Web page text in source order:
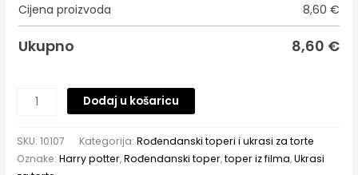
Cijena proizvoda
8,60 €
Ukupno 8,60 €
Dodaj u košaricu
SKU:10107 Kategorija:Rođendanski toperi i ukrasi za torte
Oznake:Harry potter,Rođendanski toper,toper iz filma,Ukrasi